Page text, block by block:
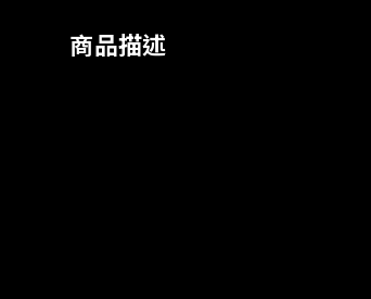
商品描述